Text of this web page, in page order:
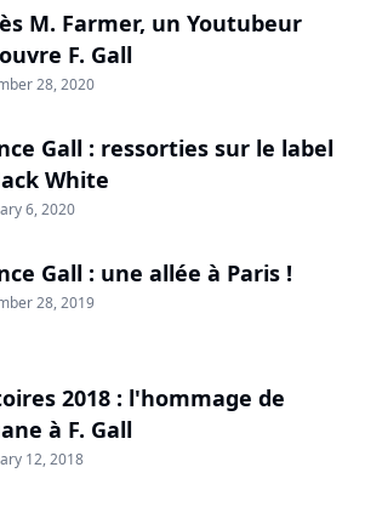
M. Farmer, un Youtubeur
F. Gall
28, 2020
Gall : ressorties sur le label
White
6, 2020
Gall : une allée à Paris !
28, 2019
2018 : l'hommage de
à F. Gall
12, 2018